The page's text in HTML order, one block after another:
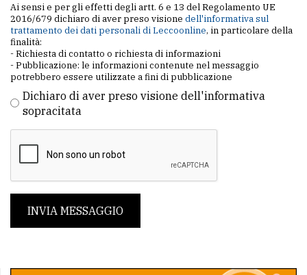
Ai sensi e per gli effetti degli artt. 6 e 13 del Regolamento UE
2016/679 dichiaro di aver preso visione dell'informativa sul
trattamento dei dati personali di Leccoonline, in particolare della
finalità:
- Richiesta di contatto o richiesta di informazioni
- Pubblicazione: le informazioni contenute nel messaggio
potrebbero essere utilizzate a fini di pubblicazione
Dichiaro di aver preso visione dell'informativa
sopracitata
INVIA MESSAGGIO